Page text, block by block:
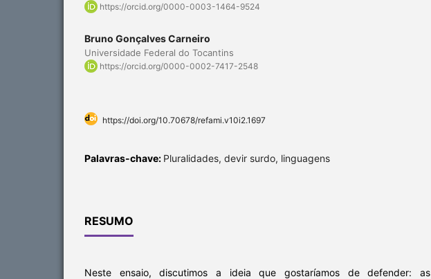
https://orcid.org/0000-0003-1464-9524
Bruno Gonçalves Carneiro
Universidade Federal do Tocantins
https://orcid.org/0000-0002-7417-2548
https://doi.org/10.70678/refami.v10i2.1697
Palavras-chave: Pluralidades, devir surdo, linguagens
RESUMO
Neste ensaio, discutimos a ideia que gostaríamos de defender: as